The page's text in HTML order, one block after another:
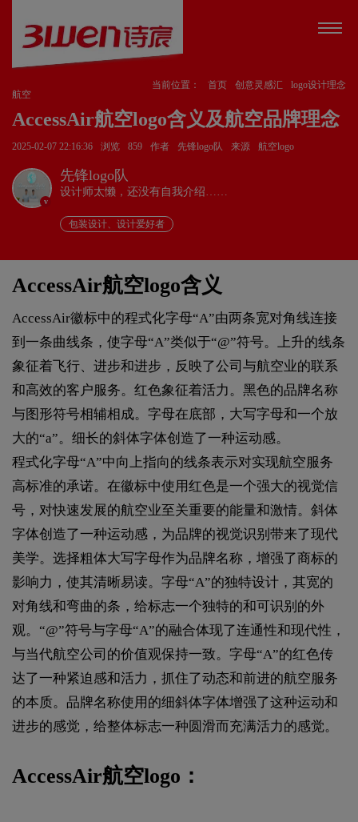
当前位置： 首页 创意灵感汇
logo设计理念
航空
AccessAir航空logo含义及航空品牌理念
2025-02-07 22:16:36 浏览 859 作者 先锋logo队 来源 航空logo
v
先锋logo队
设计师太懒，还没有自我介绍……
包装设计、设计爱好者
AccessAir航空logo含义
AccessAir徽标中的程式化字母“A”由两条宽对角线连接
到一条曲线条，使字母“A”类似于“@”符号。上升的线条
象征着飞行、进步和进步，反映了公司与航空业的联系
和高效的客户服务。红色象征着活力。黑色的品牌名称
与图形符号相辅相成。字母在底部，大写字母和一个放
大的“a”。细长的斜体字体创造了一种运动感。
程式化字母“A”中向上指向的线条表示对实现航空服务
高标准的承诺。在徽标中使用红色是一个强大的视觉信
号，对快速发展的航空业至关重要的能量和激情。斜体
字体创造了一种运动感，为品牌的视觉识别带来了现代
美学。选择粗体大写字母作为品牌名称，增强了商标的
影响力，使其清晰易读。字母“A”的独特设计，其宽的
对角线和弯曲的条，给标志一个独特的和可识别的外
观。“@”符号与字母“A”的融合体现了连通性和现代性，
与当代航空公司的价值观保持一致。字母“A”的红色传
达了一种紧迫感和活力，抓住了动态和前进的航空服务
的本质。品牌名称使用的细斜体字体增强了这种运动和
进步的感觉，给整体标志一种圆滑而充满活力的感觉。
AccessAir航空logo：